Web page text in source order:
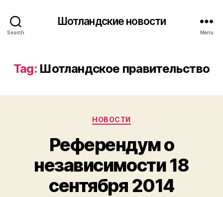
Search
Шотландские новости
Menu
Tag: Шотландское правительство
Categories
НОВОСТИ
Референдум о
независимости 18
сентября 2014